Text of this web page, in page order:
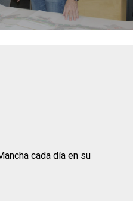
cada día en su